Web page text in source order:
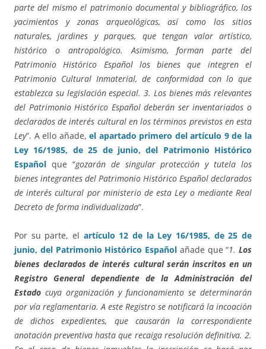
parte del mismo el patrimonio documental y bibliográfico, los
yacimientos y zonas arqueológicas, así como los sitios
naturales, jardines y parques, que tengan valor artístico,
histórico o antropológico. Asimismo, forman parte del
Patrimonio Histórico Español los bienes que integren el
Patrimonio Cultural Inmaterial, de conformidad con lo que
establezca su legislación especial. 3. Los bienes más relevantes
del Patrimonio Histórico Español deberán ser inventariados o
declarados de interés cultural en los términos previstos en esta
Ley”. A ello añade,el apartado primero del artículo 9 de la
Ley 16/1985, de 25 de junio, del Patrimonio Histórico
Español que “gozarán de singular protección y tutela los
bienes integrantes del Patrimonio Histórico Español declarados
de interés cultural por ministerio de esta Ley o mediante Real
Decreto de forma individualizada”.
Por su parte, el artículo 12 de la Ley 16/1985, de 25 de
junio, del Patrimonio Histórico Español añade que “1. Los
bienes declarados de interés cultural serán inscritos en un
Registro General dependiente de la Administración del
Estado cuya organización y funcionamiento se determinarán
por vía reglamentaria. A este Registro se notificará la incoación
de dichos expedientes, que causarán la correspondiente
anotación preventiva hasta que recaiga resolución definitiva. 2.